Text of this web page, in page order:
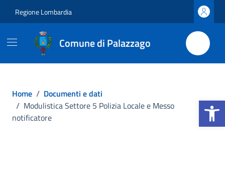
Apri la
Regione Lombardia
Comune di Palazzago
Home / Documenti e dati
/ Modulistica Settore 5 Polizia Locale e Messo
notificatore